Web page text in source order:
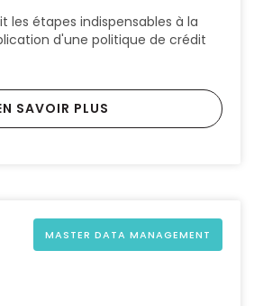
les étapes indispensables à la
d'une politique de crédit
SAVOIR PLUS
MASTER DATA MANAGEMENT